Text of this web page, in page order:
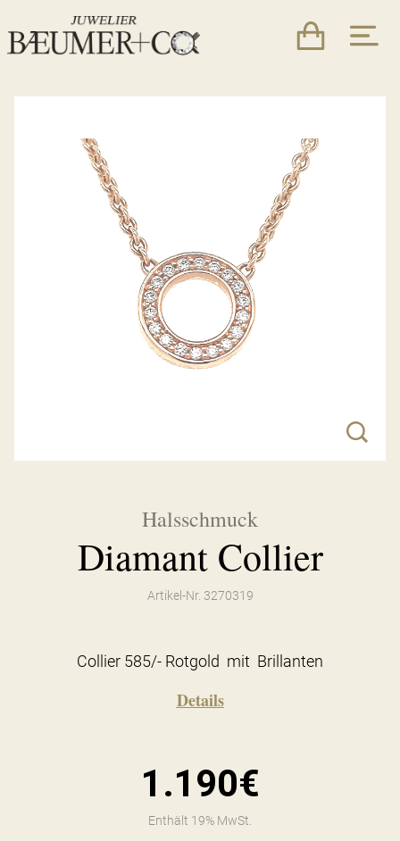
Halsschmuck
Diamant Collier
Artikel-Nr. 3270319
Collier 585/- Rotgold mit Brillanten
Details
1.190€
Enthält 19% MwSt.